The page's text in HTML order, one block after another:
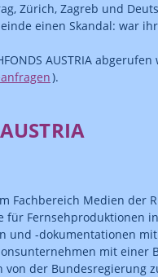
Zürich, Zagreb und
einen Skandal: war
AUSTRIA
).
Fachbereich Medien der
für Fernsehproduktionen
und -dokumentationen
mit einer
der Bundesregierung